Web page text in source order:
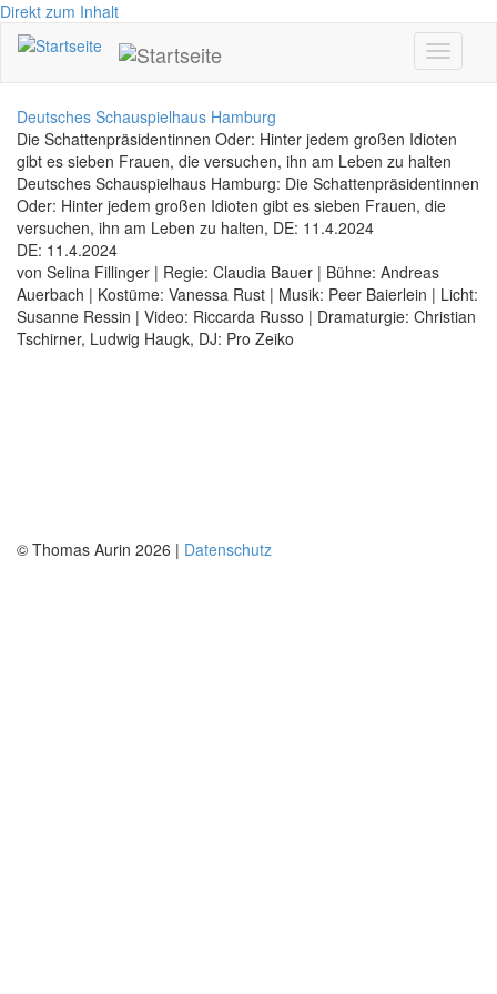
Direkt zum Inhalt
Toggle
Deutsches Schauspielhaus Hamburg
Die Schattenpräsidentinnen Oder: Hinter jedem großen Idioten
gibt es sieben Frauen, die versuchen, ihn am Leben zu halten
Deutsches Schauspielhaus Hamburg: Die Schattenpräsidentinnen
Oder: Hinter jedem großen Idioten gibt es sieben Frauen, die
versuchen, ihn am Leben zu halten, DE: 11.4.2024
DE: 11.4.2024
von Selina Fillinger | Regie: Claudia Bauer | Bühne: Andreas
Auerbach | Kostüme: Vanessa Rust | Musik: Peer Baierlein | Licht:
Susanne Ressin | Video: Riccarda Russo | Dramaturgie: Christian
Tschirner, Ludwig Haugk, DJ: Pro Zeiko
© Thomas Aurin 2026 | Datenschutz